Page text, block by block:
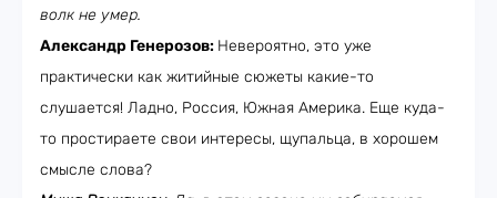
волк не умер.
Александр Генерозов: Невероятно, это уже
практически как житийные сюжеты какие-то
слушается! Ладно, Россия, Южная Америка. Еще куда-
то простираете свои интересы, щупальца, в хорошем
смысле слова?